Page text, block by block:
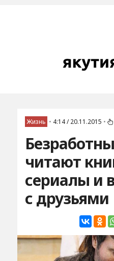
Жизнь • 4:14 / 20.11.2015 •
читают
сериалы и
с друзьями